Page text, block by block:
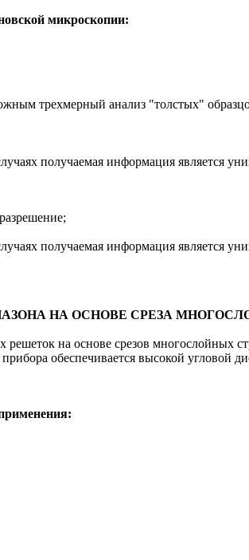
микроскопии:
трехмерный анализ "толстых"
получаемая информация является
получаемая информация является
НА OСНОВЕ СРЕЗА
на основе срезов многослойных
обеспечивается высокой угловой